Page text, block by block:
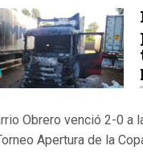
Obrero venció 2-0 a
Apertura de la